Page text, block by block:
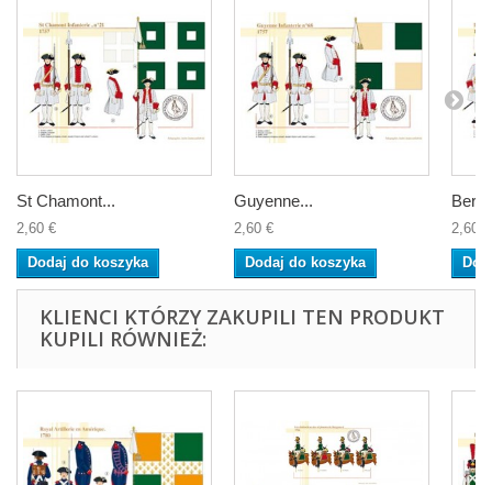
St Chamont...
2,60 €
Dodaj do koszyka
Guyenne...
2,60 €
Dodaj do koszyka
2,60 €
KLIENCI KTÓRZY ZAKUPILI TEN PRODUKT
KUPILI RÓWNIEŻ: